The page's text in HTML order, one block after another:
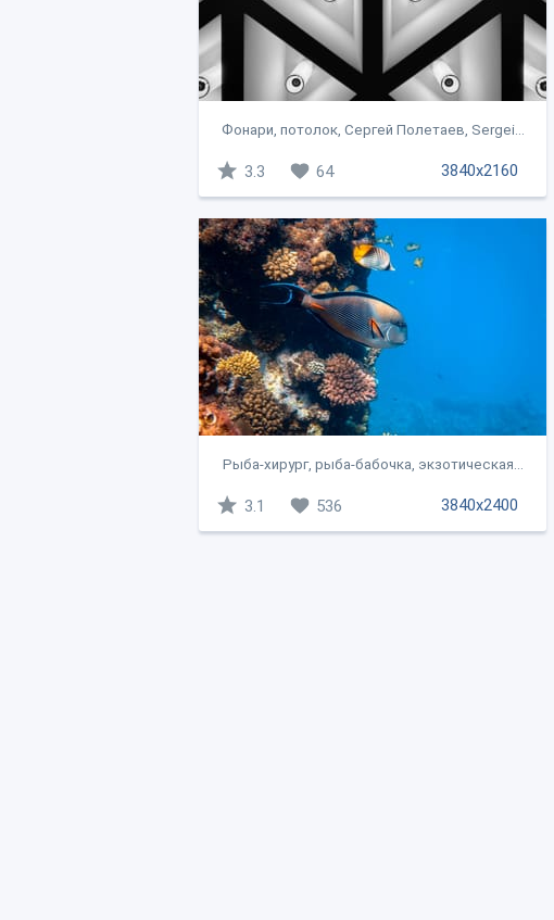
Фонари, потолок, Сергей Полетаев, Sergei...
3840x2160
3.3 64
Рыба-хирург, рыба-бабочка, экзотическая...
3840x2400
3.1 536